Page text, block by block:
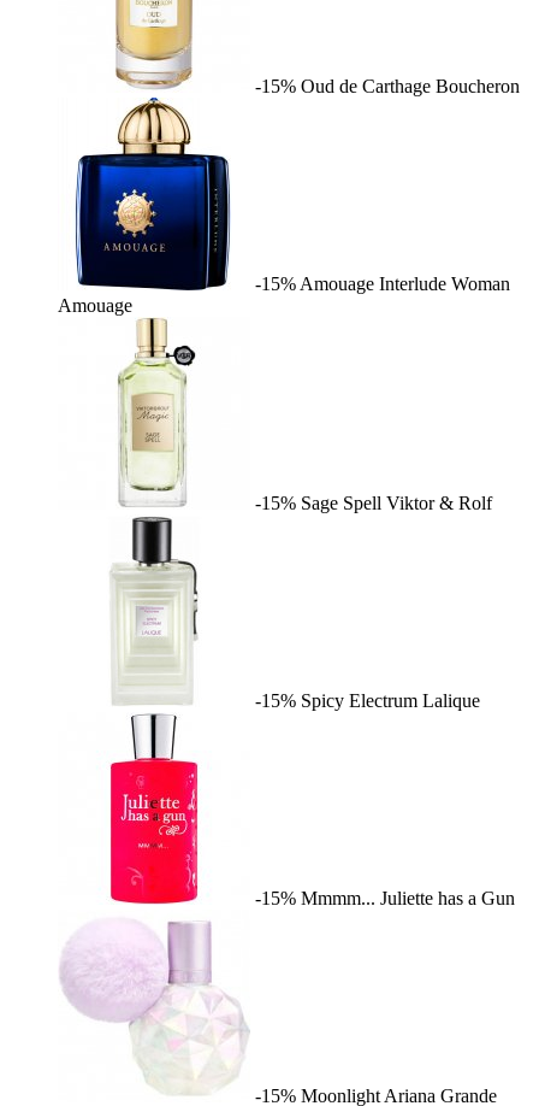
-15% Oud de Carthage Boucheron
-15% Amouage Interlude Woman
Amouage
-15% Sage Spell Viktor & Rolf
-15% Spicy Electrum Lalique
-15% Mmmm... Juliette has a Gun
-15% Moonlight Ariana Grande